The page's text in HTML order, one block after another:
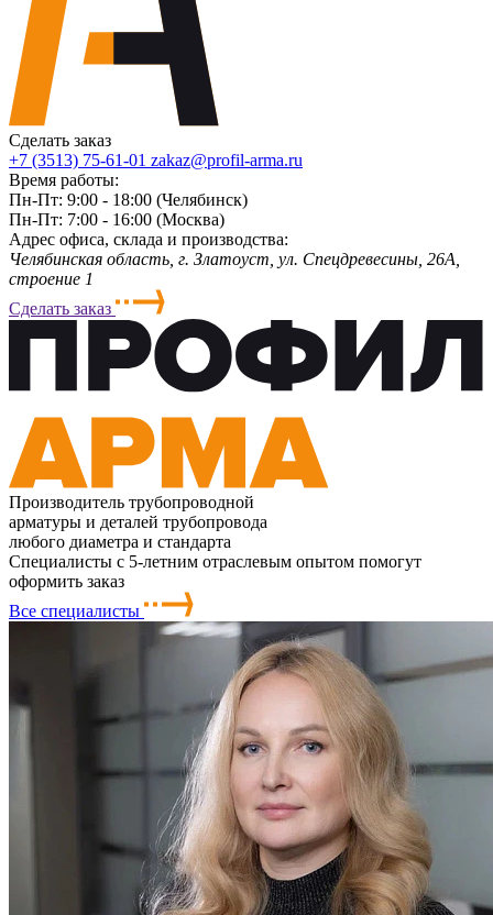
Сделать заказ
+7 (3513) 75-61-01 zakaz@profil-arma.ru
Время работы:
Пн-Пт: 9:00 - 18:00 (Челябинск)
Пн-Пт: 7:00 - 16:00 (Москва)
Адрес офиса, склада и производства:
Челябинская область, г. Злaтoycт, ул. Спецдревесины, 26А,
строение 1
Сделать заказ
Производитель трубопроводной
арматуры и деталей трубопровода
любого диаметра и стандарта
Специалисты с 5-летним отраслевым опытом помогут
оформить заказ
Все специалисты